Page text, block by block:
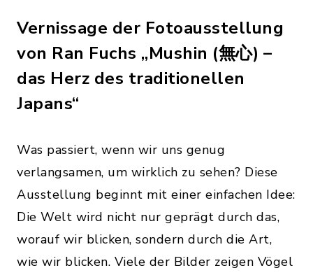
Vernissage der Fotoausstellung
von Ran Fuchs „Mushin (無心) –
das Herz des traditionellen
Japans“
Was passiert, wenn wir uns genug
verlangsamen, um wirklich zu sehen? Diese
Ausstellung beginnt mit einer einfachen Idee:
Die Welt wird nicht nur geprägt durch das,
worauf wir blicken, sondern durch die Art,
wie wir blicken. Viele der Bilder zeigen Vögel